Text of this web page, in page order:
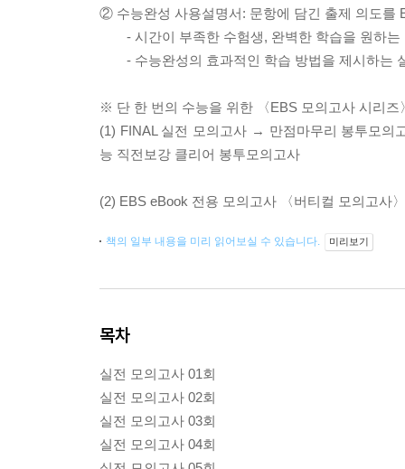
② 수능완성 사용설명서: 문항에 담긴 출제 의도를
- 시간이 부족한 수험생, 완벽한 학습을 원하는
- 수능완성의 효과적인 학습 방법을 제시하는
※ 단 한 번의 수능을 위한 〈EBS 모의고사 시리즈
(1) FINAL 실전 모의고사 → 만점마무리 봉투모
능 직전보강 클리어 봉투모의고사
(2) EBS eBook 전용 모의고사 〈버티컬 모의고사
책의 일부 내용을 미리 읽어보실 수 있습니다. 미리보기
목차
실전 모의고사 01회
실전 모의고사 02회
실전 모의고사 03회
실전 모의고사 04회